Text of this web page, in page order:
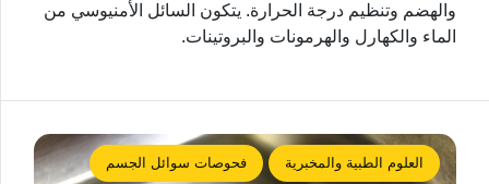
والهضم وتنظيم درجة الحرارة. يتكون السائل الأمنيوسي من
الماء والكهارل والهرمونات والبروتينات.
العلوم الطبية والمخبرية فحوصات سوائل الجسم